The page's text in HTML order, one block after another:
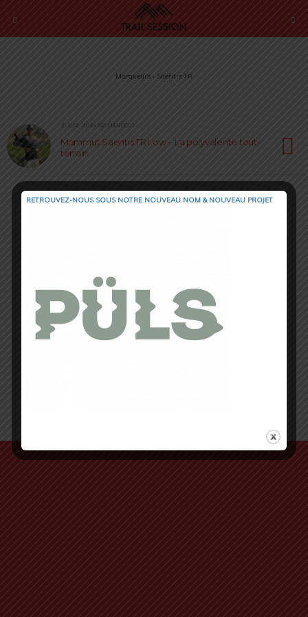
Marqueurs › Saentis TR
15 AVRIL 2024 • PAR JULIEN PICOT
Mammut Saentis TR Low – La polyvalente tout-
terrain
RETROUVEZ-NOUS SOUS NOTRE NOUVEAU NOM & NOUVEAU PROJET